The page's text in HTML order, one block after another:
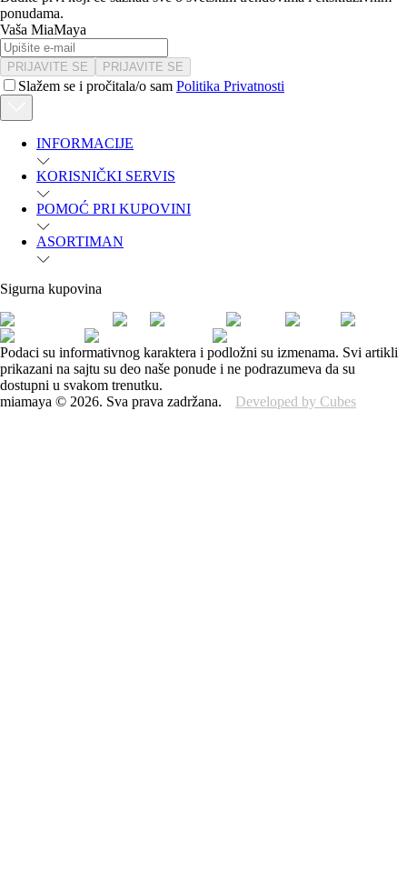
ponudama.
Vaša MiaMaya
PRIJAVITE SE PRIJAVITE SE
Slažem se i pročitala/o sam Politika Privatnosti
INFORMACIJE
KORISNIČKI SERVIS
POMOĆ PRI KUPOVINI
ASORTIMAN
Sigurna kupovina
Podaci su informativnog karaktera i podložni su izmenama. Svi artikli
prikazani na sajtu su deo naše ponude i ne podrazumeva da su
dostupni u svakom trenutku.
miamaya © 2026. Sva prava zadržana. Developed by Cubes